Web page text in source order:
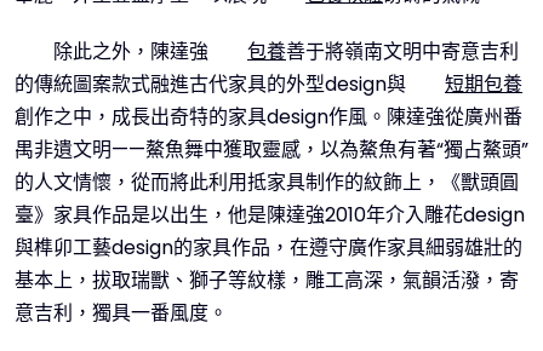
除此之外，陳達強 包養善于將嶺南文明中寄意吉利
的傳統圖案款式融進古代家具的外型design與
短期包養
創作之中，成長出奇特的家具design作風。陳達強從廣州番
禺非遺文明——鰲魚舞中獲取靈感，以為鰲魚有著“獨占鰲頭”
的人文情懷，從而將此利用抵家具制作的紋飾上，《獸頭圓
臺》家具作品是以出生，他是陳達強2010年介入雕花design
與榫卯工藝design的家具作品，在遵守廣作家具細弱雄壯的
基本上，拔取瑞獸、獅子等紋樣，雕工高深，氣韻活潑，寄
意吉利，獨具一番風度。